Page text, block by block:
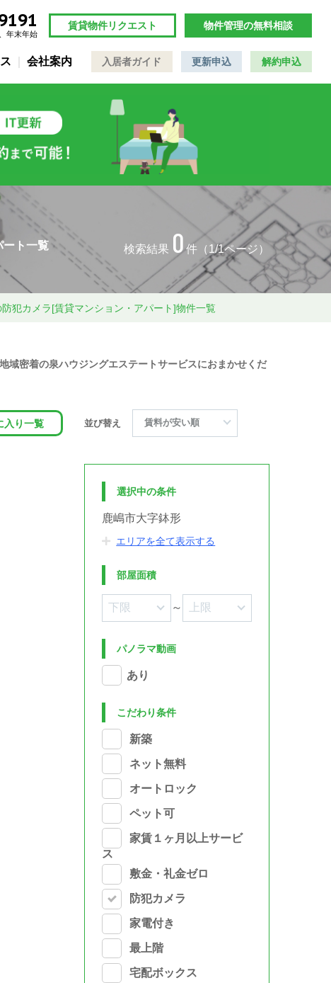
年末年始
賃貸物件リクエスト 物件管理の無料相談
会社案内 入居者ガイド 更新申込 解約申込
ート一覧 検索結果 0件（1/1ページ）
犯カメラ[賃貸マンション・アパート]物件一覧
域密着の泉ハウジングエステートサービスにおまかせくだ
入り一覧 並び替え
選択中の条件
鹿嶋市大字鉢形
エリアを全て表示する
部屋面積
～
パノラマ動画
あり
こだわり条件
新築
ネット無料
オートロック
ペット可
家賃１ヶ月以上サービ
ス
敷金・礼金ゼロ
防犯カメラ
家電付き
最上階
宅配ボックス